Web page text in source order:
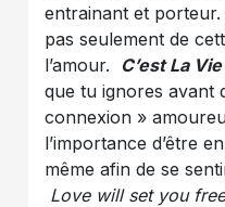
entrainant et
pas seulement de
l’amour. C’est La Vie
que tu ignores avant
connexion »
l’importance d’être
même afin de se
Love will set you